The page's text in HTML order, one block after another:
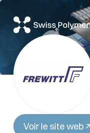
Voir le site web